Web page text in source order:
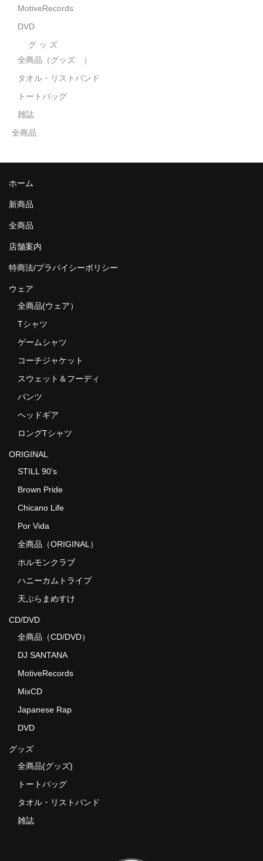
全商品
MotiveRecords
DVD
グ ッ ズ
全商品（グッズ ）
タオル・リストバンド
トートバッグ
雑誌
全商品
ホーム
新商品
全商品
店舗案内
特商法/プラバイシーポリシー
ウェア
全商品(ウェア）
Tシャツ
ゲームシャツ
コーチジャケット
スウェット＆フーディ
パンツ
ヘッドギア
ロングTシャツ
ORIGINAL
STILL 90’s
Brown Pride
Chicano Life
Por Vida
全商品（ORIGINAL）
ホルモンクラブ
ハニーカムトライプ
天ぷらまめすけ
CD/DVD
全商品（CD/DVD）
DJ SANTANA
MotiveRecords
MixCD
Japanese Rap
DVD
グッズ
全商品(グッズ)
トートバッグ
タオル・リストバンド
雑誌